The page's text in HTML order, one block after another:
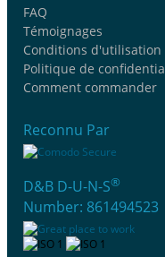
FAQ
Témoignages
Conditions d'utilisation
Politique de
Comment commander
Reconnu Par
D&B D-U-N-S®
Number: 861494523